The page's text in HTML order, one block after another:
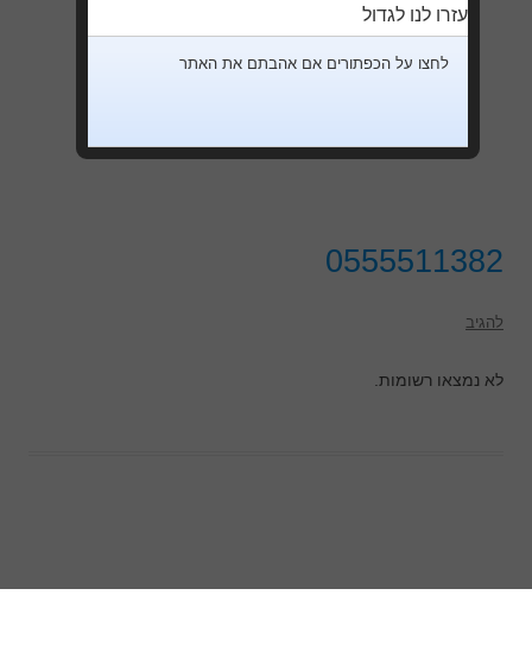
0555511382
להגיב
לא נמצאו רשומות.
עזרו לנו לגדול
לחצו על הכפתורים אם אהבתם את האתר